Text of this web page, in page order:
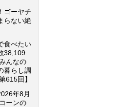
ゴーヤチ
らない絶
食べたい
38,109
んなの
暮らし調
615回】
年8月
ーンの